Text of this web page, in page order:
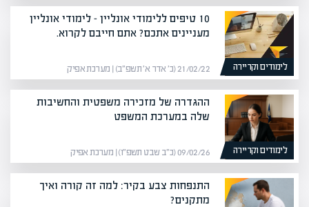
לימודים וקריירה
10 טיפים ללימודי אונליין – לימודי אונליין
מעניינים אתכם? אתם חייבם לקרוא.
21/02/22 (כ׳ אדר א׳ תשפ״ב) | מערכת אפיק
לימודים וקריירה
ההגדרה של מזכירה משפטית והחשיבות
שלה במערכת המשפט
09/02/26 (כ״ב שבט תשפ״ו) | מערכת אפיק
התנפחות צבע בקיר: למה זה קורה ואיך
מתקנים?